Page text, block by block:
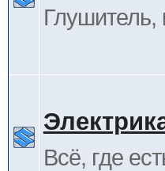
Глушитель,
Всё, где